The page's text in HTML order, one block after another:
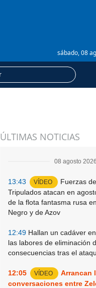
sábado, 08
Suscripción
ÚLTIMAS NOTICIAS
08 agosto 2026
13:43 VÍDEO
Fuerzas
Tripulados atacan en
de la flota fantasma rusa
Negro y de Azov
12:49 Hallan un cadáver
las labores de eliminación
consecuencias tras el
12:05 VÍDEO
Arrancan
conversaciones entre